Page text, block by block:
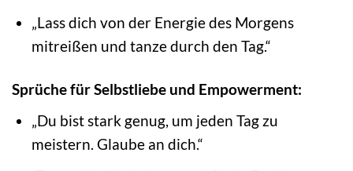
„Lass dich von der Energie des Morgens
mitreißen und tanze durch den Tag.“
Sprüche für Selbstliebe und Empowerment:
„Du bist stark genug, um jeden Tag zu
meistern. Glaube an dich.“